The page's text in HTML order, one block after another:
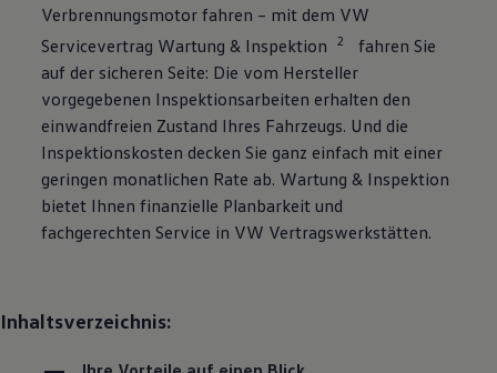
Verbrennungsmotor fahren – mit dem VW
Servicevertrag Wartung & Inspektion
2
fahren Sie
auf der sicheren Seite: Die vom Hersteller
vorgegebenen Inspektionsarbeiten erhalten den
einwandfreien Zustand Ihres Fahrzeugs. Und die
Inspektionskosten decken Sie ganz einfach mit einer
geringen monatlichen Rate ab. Wartung & Inspektion
bietet Ihnen finanzielle Planbarkeit und
fachgerechten Service in VW Vertragswerkstätten.
Inhaltsverzeichnis: